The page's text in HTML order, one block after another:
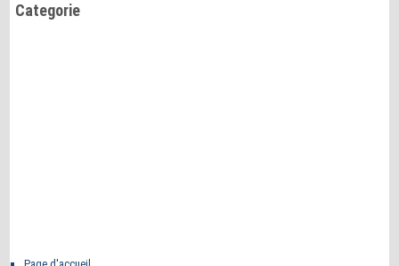
Categorie